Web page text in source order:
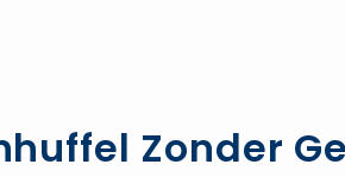
Zonder